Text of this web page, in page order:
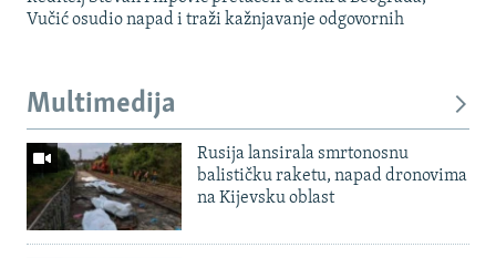
Vučić osudio napad i traži kažnjavanje odgovornih
Multimedija
Rusija lansirala smrtonosnu
balističku raketu, napad dronovima
na Kijevsku oblast